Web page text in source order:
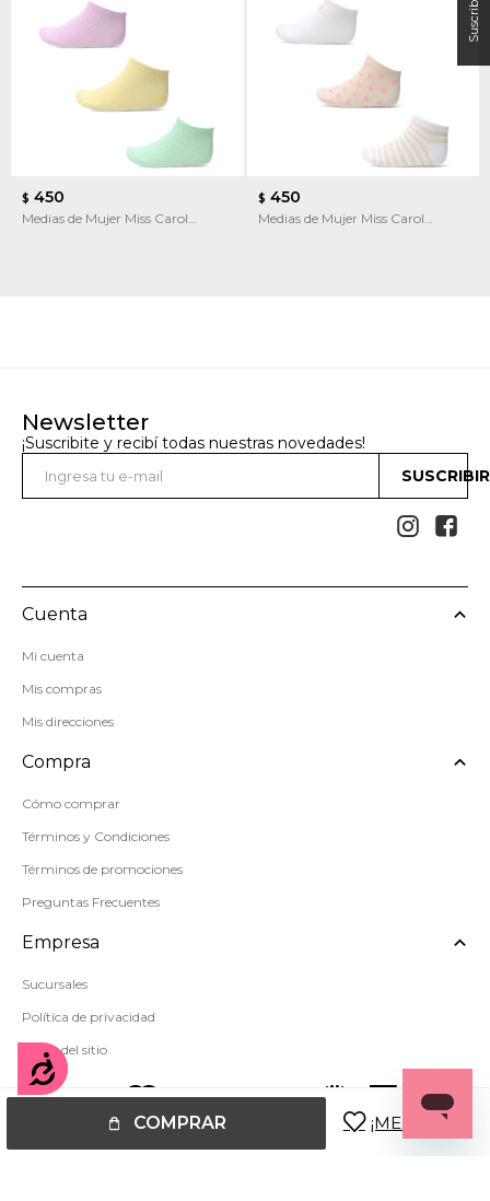
Accesibilidad
COMPRAR
$ 450
Medias de Mujer Miss Carol
$ 450
Medias de Mujer Miss Carol
Newsletter
¡Suscribite y recibí todas nuestras novedades!
 
Cuenta
Mi cuenta
Mis compras
Mis direcciones
Compra
Cómo comprar
Términos y Condiciones
Términos de promociones
Preguntas Frecuentes
Empresa
Sucursales
Política de privacidad
Mapa del sitio